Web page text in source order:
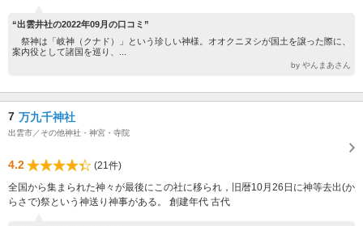
“出雲井社の2022年09月の口コミ”
祭神は「岐神（クナド）」という珍しい神様。オオクニヌシが国土を譲った際に、
案内役として諸国を巡り、...
by やんまあさん
7 万九千神社
出雲市／その他神社・神宮・寺院
4.2
(21件)
全国から集まられた神々が最後にこの社に移られ，旧暦10月26日に神等去出(か
らさで)祭という神送り神事がある。 創建年代 古代